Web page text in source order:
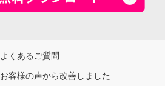
よくあるご質問
お客様の声から改善しました